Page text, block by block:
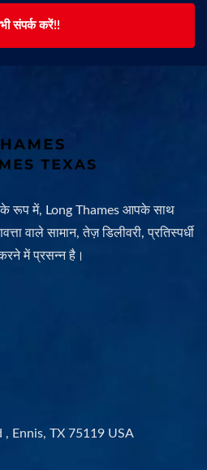
संपर्क करें!!
के रूप में, Long Thames आपके साथ
वाले सामान, तेज़ डिलीवरी, प्रतिस्पर्धी
में प्रसन्न है।
Ennis, TX 75119 USA